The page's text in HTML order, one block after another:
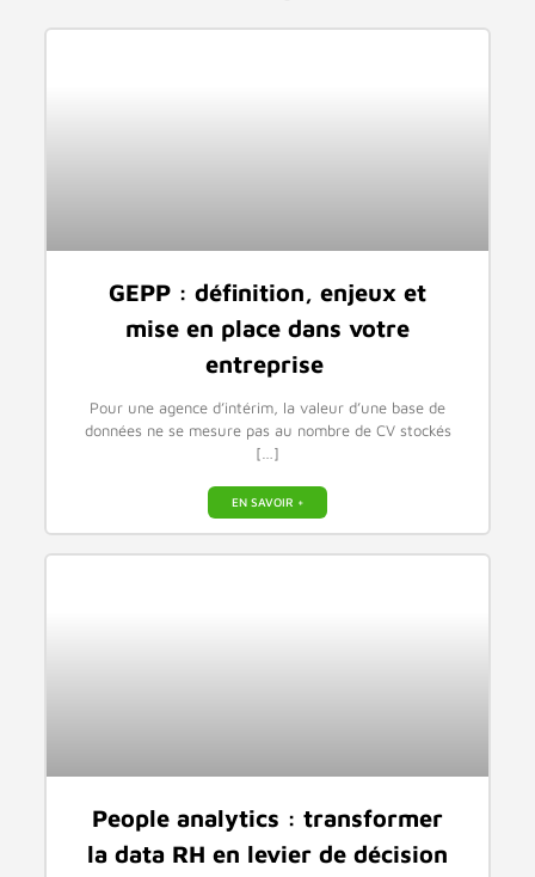
GEPP : définition, enjeux et
mise en place dans votre
entreprise
Pour une agence d’intérim, la valeur d’une base de
données ne se mesure pas au nombre de CV stockés
[…]
EN SAVOIR +
People analytics : transformer
la data RH en levier de décision